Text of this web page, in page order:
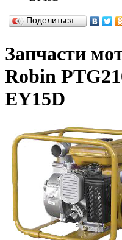
Поделиться…
Запчасти
Robin
EY15D